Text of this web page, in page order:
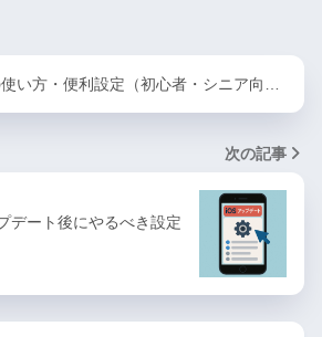
い方・便利設定（初心者・シニア向…
次の記事
デート後にやるべき設定